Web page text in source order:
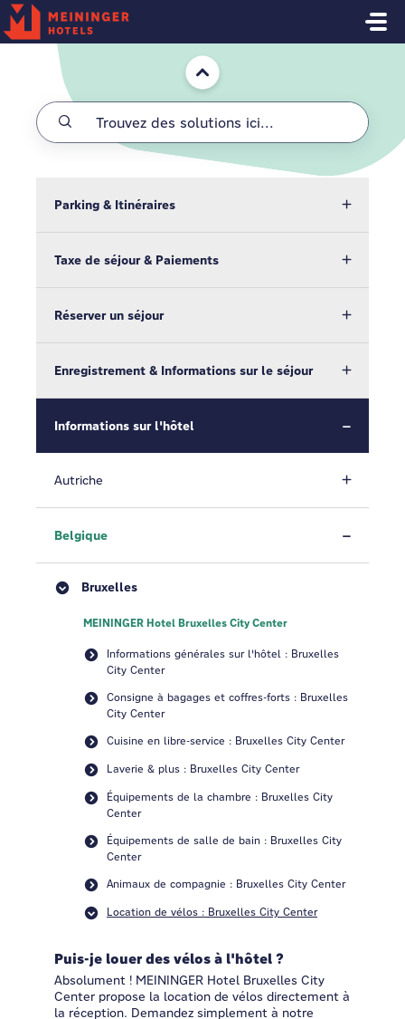
Passer au contenu principal
Accueil
Parking & Itinéraires
Taxe de séjour & Paiements
Réserver un séjour
Enregistrement & Informations sur le séjour
Informations sur l'hôtel
Autriche
Belgique
Bruxelles
MEININGER Hotel Bruxelles City Center
Informations générales sur l'hôtel : Bruxelles
City Center
Consigne à bagages et coffres-forts : Bruxelles
City Center
Cuisine en libre-service : Bruxelles City Center
Laverie & plus : Bruxelles City Center
Équipements de la chambre : Bruxelles City
Center
Équipements de salle de bain : Bruxelles City
Center
Animaux de compagnie : Bruxelles City Center
Location de vélos : Bruxelles City Center
Puis-je louer des vélos à l'hôtel ?
Absolument ! MEININGER Hotel Bruxelles City
Center propose la location de vélos directement à
la réception. Demandez simplement à notre